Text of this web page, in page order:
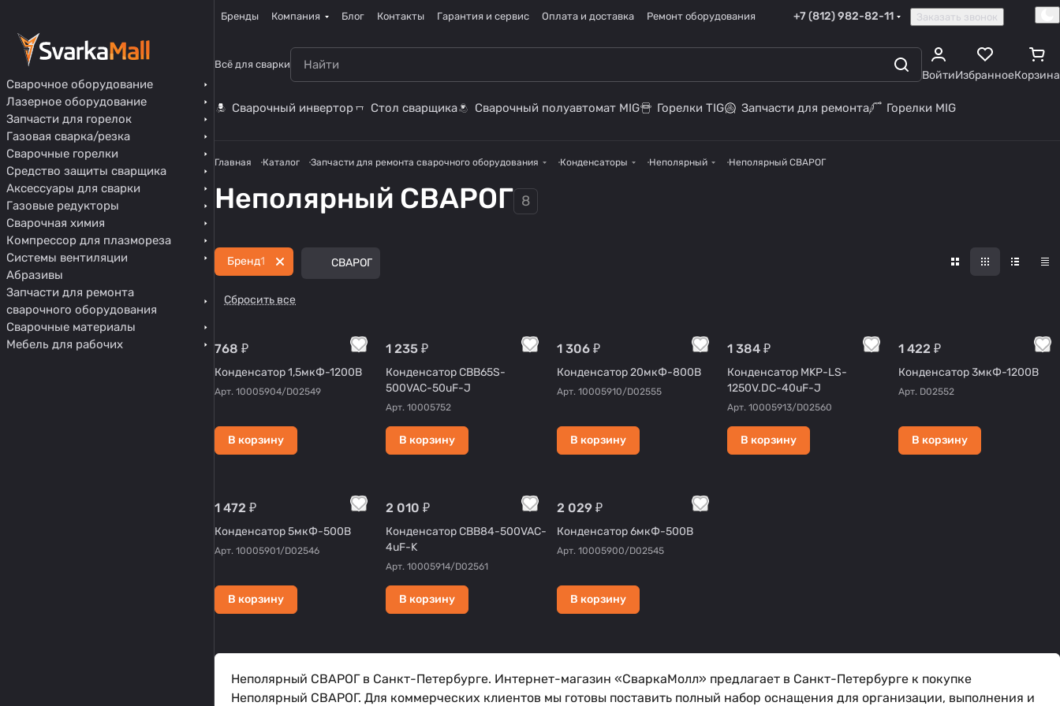
Бренды Компания Блог Контакты Гарантия и сервис Оплата и доставка Ремонт оборудования +7 (812) 982-82-11 Заказать звонок
Всё для сварки
ВойтиИзбранноеКорзина
Сварочный инвертор Стол сварщика Сварочный полуавтомат MIG Горелки TIG Запчасти для ремонта Горелки MIG
Главная Каталог Запчасти для ремонта сварочного оборудования Конденсаторы Неполярный Неполярный СВАРОГ
Неполярный СВАРОГ 8
Бренд1 СВАРОГ
Сбросить все
768 ₽
Конденсатор 1,5мкФ-1200В
Арт. 10005904/D02549
В корзину
1 235 ₽
Конденсатор CBB65S-
500VAC-50uF-J
Арт. 10005752
В корзину
1 306 ₽
Конденсатор 20мкФ-800В
Арт. 10005910/D02555
В корзину
1 384 ₽
Конденсатор MKP-LS-
1250V.DC-40uF-J
Арт.10005913/D02560
В корзину
1 422 ₽
Конденсатор 3мкФ-1200В
Арт. D02552
В корзину
1 472 ₽
Конденсатор 5мкФ-500В
Арт. 10005901/D02546
В корзину
2 010 ₽
Конденсатор CBB84-500VAC-
4uF-K
Арт. 10005914/D02561
В корзину
2 029 ₽
Конденсатор 6мкФ-500В
Арт. 10005900/D02545
В корзину
Неполярный СВАРОГ в Санкт-Петербурге. Интернет-магазин «СваркаМолл» предлагает в Санкт-Петербурге к покупке
Неполярный СВАРОГ. Для коммерческих клиентов мы готовы поставить полный набор оснащения для организации, выполнения и
Сварочное оборудование
Лазерное оборудование
Запчасти для горелок
Газовая сварка/резка
Сварочные горелки
Средство защиты сварщика
Аксессуары для сварки
Газовые редукторы
Сварочная химия
Компрессор для плазмореза
Системы вентиляции
Абразивы
Запчасти для ремонта
сварочного оборудования
Сварочные материалы
Мебель для рабочих